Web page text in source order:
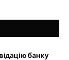
банку